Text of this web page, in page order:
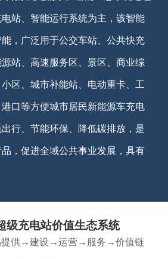
站、智能运行系统为主，该智能
，广泛用于公交车站、公共快充
站、高速服务区、景区、商业综
区、城市补能站、电动重卡、工
口等方便城市居民新能源车充电
行、节能环保、降低碳排放，是
，促进全域公共事业发展，具有
级充电站价值生态系统
供→建设→运营→服务→价值链